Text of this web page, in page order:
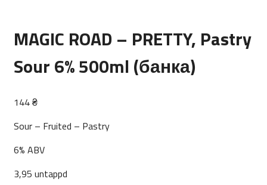
MAGIC ROAD – PRETTY, Pastry
Sour 6% 500ml (банка)
144₴
Sour – Fruited – Pastry
6% ABV
3,95 untappd